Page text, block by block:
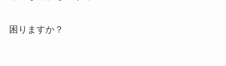
困りますか？